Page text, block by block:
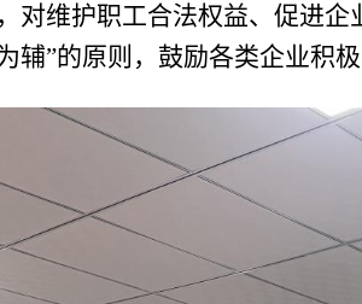
对维护职工合法权益、促进
辅”的原则，鼓励各类企业积